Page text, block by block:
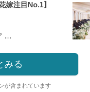
嫁注目No.1】
Ｍｉａ Ｖｉａ（ミア ヴィア）
みる
が含まれています